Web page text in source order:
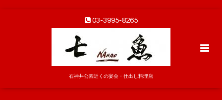
03-3995-8265
石神井公園近くの宴会・仕出し料理店